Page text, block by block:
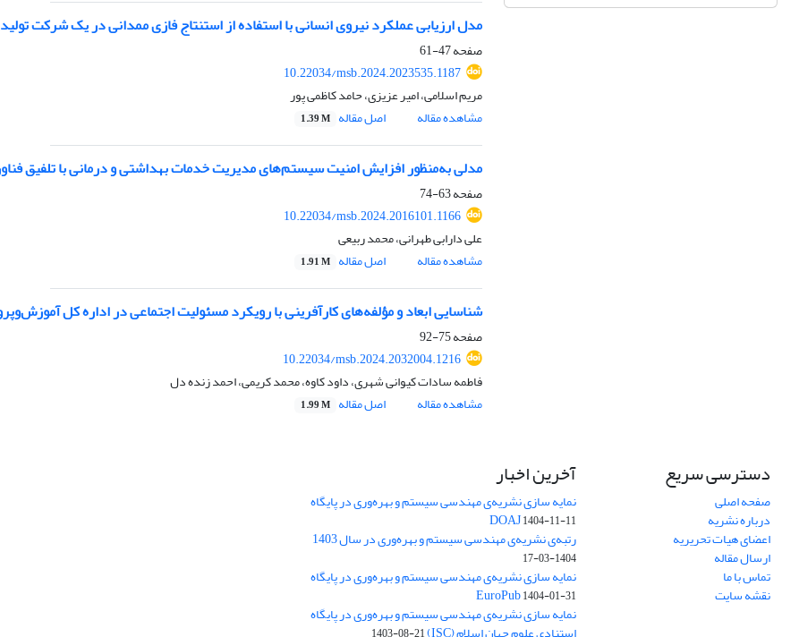
مدل ارزیابی عملکرد نیروی انسانی با استفاده از استنتاج فازی ممدانی در یک شرکت
صفحه47-61
10.22034/msb.2024.2023535.1187
مریم اسلامی، امیر عزیزی، حامد کاظمی پور
مشاهده مقاله
اصل مقاله 1.39 M
مدلی به‌منظور افزایش امنیت سیستم‌های مدیریت خدمات بهداشتی و درمانی با تلفیق
صفحه63-74
10.22034/msb.2024.2016101.1166
علی دارابی طهرانی، محمد ربیعی
مشاهده مقاله
اصل مقاله 1.91 M
شناسایی ابعاد و مؤلفه‌های کارآفرینی با رویکرد مسئولیت اجتماعی در اداره کل
صفحه75-92
10.22034/msb.2024.2032004.1216
فاطمه سادات کیوانی شهری، داود کاوه، محمد کریمی، احمد زنده دل
مشاهده مقاله
اصل مقاله 1.99 M
دسترسی سریع
صفحه اصلی
درباره نشریه
اعضای هیات تحریریه
ارسال مقاله
تماس با ما
نقشه سایت
آخرین اخبار
نمایه سازی نشریه‌ی مهندسی سیستم و بهره‌وری در پایگاه
DOAJ1404-11-11
رتبه‌ی نشریه‌ی مهندسی سیستم و بهره‌وری در سال 1403
1404-03-17
نمایه سازی نشریه‌ی مهندسی سیستم و بهره‌وری در پایگاه
EuroPub1404-01-31
نمایه سازی نشریه‌ی مهندسی سیستم و بهره‌وری در پایگاه